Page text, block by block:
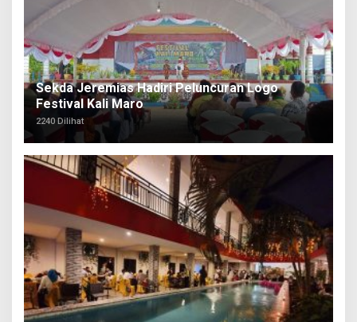
Sekda Jeremias Hadiri Peluncuran Logo
Festival Kali Maro
2240 Dilihat